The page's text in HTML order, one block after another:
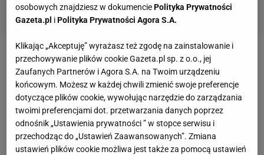
osobowych znajdziesz w dokumencie Polityka Prywatności
Gazeta.pl i Polityka Prywatności Agora S.A.
Klikając „Akceptuję” wyrażasz też zgodę na zainstalowanie i
przechowywanie plików cookie Gazeta.pl sp. z o.o., jej
Zaufanych Partnerów i Agora S.A. na Twoim urządzeniu
końcowym. Możesz w każdej chwili zmienić swoje preferencje
dotyczące plików cookie, wywołując narzędzie do zarządzania
twoimi preferencjami dot. przetwarzania danych poprzez
odnośnik „Ustawienia prywatności ” w stopce serwisu i
przechodząc do „Ustawień Zaawansowanych”. Zmiana
ustawień plików cookie możliwa jest także za pomocą ustawień